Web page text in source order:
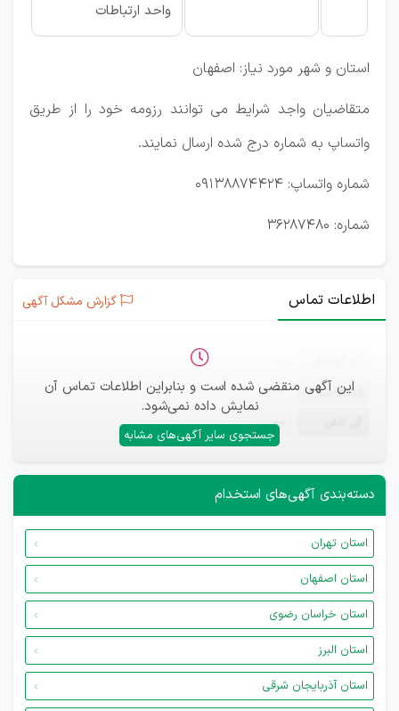
واحد ارتباطات
استان و شهر مورد نیاز: اصفهان
متقاضیان واجد شرایط می توانند رزومه خود را از طریق
واتساپ به شماره درج شده ارسال نمایند.
شماره واتساپ: 09138874424
شماره: 36287480
اطلاعات تماس گزارش مشکل آگهی
این آگهی منقضی شده است و بنابراین اطلاعات تماس آن
نمایش داده نمی‌شود.
جستجوی سایر آگهی‌های مشابه
ایمیل —
—
دسته‌بندی آگهی‌های استخدام
استان تهران
استان اصفهان
استان خراسان رضوی
استان البرز
استان آذربایجان شرقی